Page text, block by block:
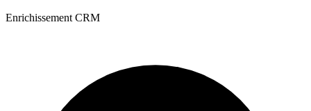
Enrichissement CRM